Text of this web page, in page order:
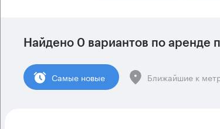
Найдено 0 вариантов по аренде
Cамые новые Ближайшие к